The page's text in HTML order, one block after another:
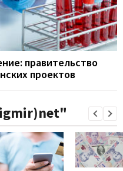
правительство
проектов